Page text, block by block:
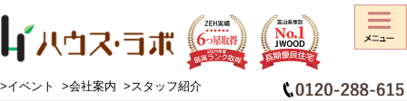
>イベント >会社案内 >スタッフ紹介
HOME > 施工事例> エネルギー別 >オール電化